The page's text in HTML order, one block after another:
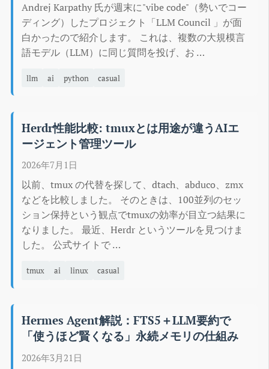
Andrej Karpathy 氏が週末に"vibe code"（勢いでコー
ディング）したプロジェクト「LLM Council 」が面
白かったので紹介します。 これは、複数の大規模言
語モデル（LLM）に同じ質問を投げ、お …
llm ai python casual
Herdr性能比較: tmuxとは用途が違うAIエ
ージェント管理ツール
2026年7月1日
以前、tmux の代替を探して、dtach、abduco、zmx
などを比較しました。 そのときは、100並列のセッ
ション保持という観点でtmuxの効率が目立つ結果に
なりました。 最近、Herdr というツールを見つけま
した。 公式サイトで …
tmux ai linux casual
Hermes Agent解説：FTS5＋LLM要約で
「使うほど賢くなる」永続メモリの仕組み
2026年3月21日